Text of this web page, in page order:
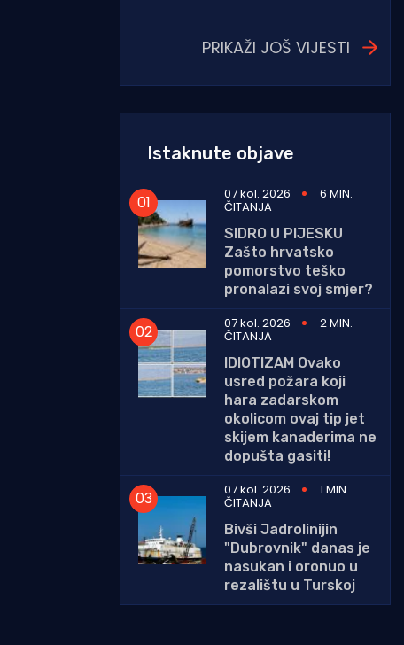
PRIKAŽI JOŠ VIJESTI
Istaknute objave
07 kol. 2026 6 MIN.
ČITANJA
SIDRO U PIJESKU
Zašto hrvatsko
pomorstvo teško
pronalazi svoj smjer?
07 kol. 2026
2 MIN.
ČITANJA
IDIOTIZAM Ovako
usred požara koji
hara zadarskom
okolicom ovaj tip jet
skijem kanaderima ne
dopušta gasiti!
07 kol. 2026
1 MIN.
ČITANJA
Bivši Jadrolinijin
"Dubrovnik" danas je
nasukan i oronuo u
rezalištu u Turskoj